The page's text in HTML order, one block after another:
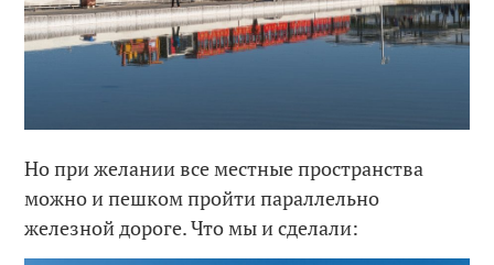
Но при желании все местные пространства
можно и пешком пройти параллельно
железной дороге. Что мы и сделали: